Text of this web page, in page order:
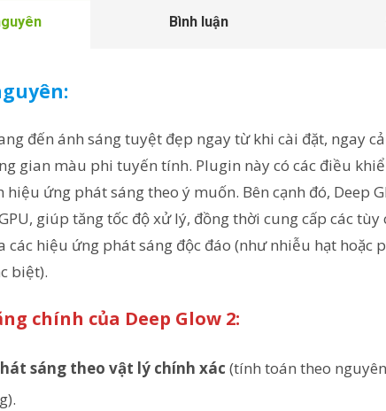
Bình luận
đến ánh sáng tuyệt đẹp ngay từ khi cài đặt, ngay
gian màu phi tuyến tính. Plugin này có các điều
ứng phát sáng theo ý muốn. Bên cạnh đó, Deep
giúp tăng tốc độ xử lý, đồng thời cung cấp các tùy
các hiệu ứng phát sáng độc đáo (như nhiễu hạt hoặc
biệt).
chính của Deep Glow 2:
sáng theo vật lý chính xác (tính toán theo